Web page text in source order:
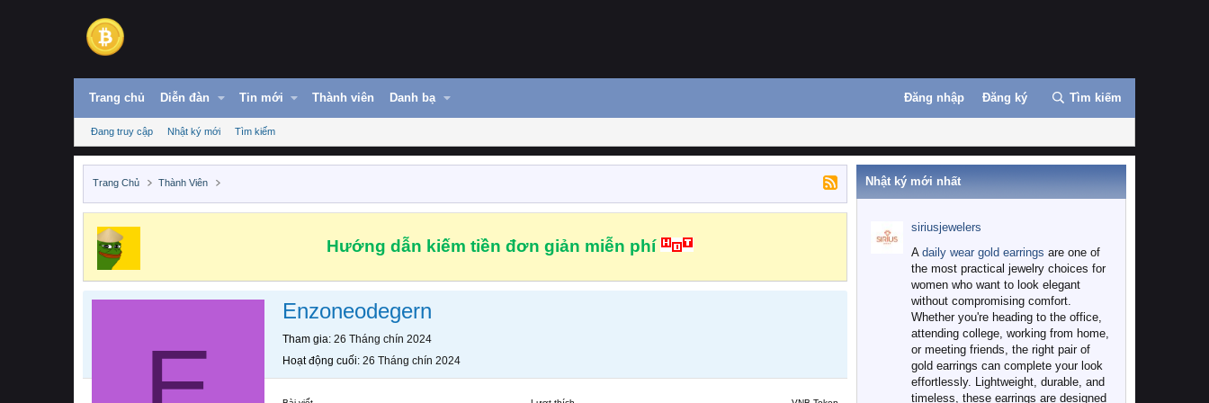
Trang chủ Diễn đàn Tin mới Thành viên Danh bạ Đăng nhập Đăng ký Tìm kiếm
Đang truy cập Nhật ký mới Tìm kiếm
Trang Chủ Thành Viên
Hướng dẫn kiếm tiền đơn giản miễn phí
Enzoneodegern
Tham gia 26 Tháng chín 2024
Hoạt động cuối 26 Tháng chín 2024
Nhật ký mới nhất
siriusjewelers
A daily wear gold earrings are one of
the most practical jewelry choices for
women who want to look elegant
without compromising comfort.
Whether you're heading to the office,
attending college, working from home,
or meeting friends, the right pair of
gold earrings can complete your look
effortlessly. Lightweight, durable, and
timeless, these earrings are designed